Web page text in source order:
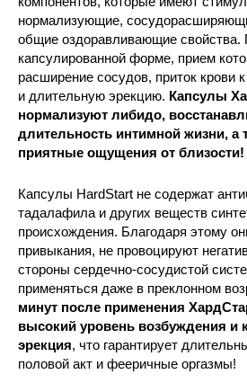
нормализующие,
общие оздоравливающие свойства.
капсулированной форме, прием
расширение сосудов, приток крови
и длительную эрекцию. Капсулы
нормализуют либидо,
длительность интимной жизни, а
приятные ощущения от близости!
Капсулы HardStart не содержат
тадалафила и других веществ
происхождения. Благодаря этому
привыкания, не провоцируют
стороны сердечно-сосудистой
применяться даже в преклонном
минут после применения
высокий уровень возбуждения и
эрекция, что гарантирует
половой акт и фееричные оргазмы!